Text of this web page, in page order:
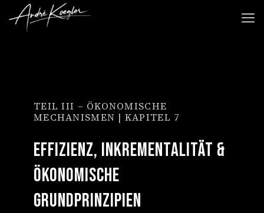
TEIL III – ÖKONOMISCHE
MECHANISMEN | KAPITEL 7
Effizienz, Inkrementalität &
ökonomische
Grundprinzipien